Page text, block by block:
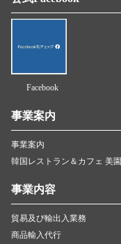
Facebook
事業案内
事業案内
韓国レストラン＆カフェ 美園
事業内容
貿易及び輸出入業務
商品輸入代行